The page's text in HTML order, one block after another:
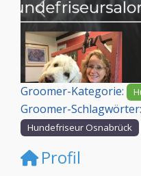
Vorheriges
Groomer-Kategorie:
Groomer-Schlagwörter:
Hundefriseur Osnabrück
Profil